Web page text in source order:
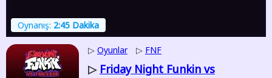
Oynanış: 2:45 Dakika
▷ Oyunlar ▷ FNF
▷ Friday Night Funkin vs